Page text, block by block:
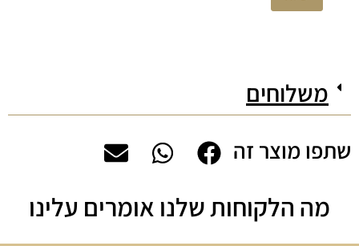
משלוחים
שתפו מוצר זה
מה הלקוחות שלנו אומרים עלינו